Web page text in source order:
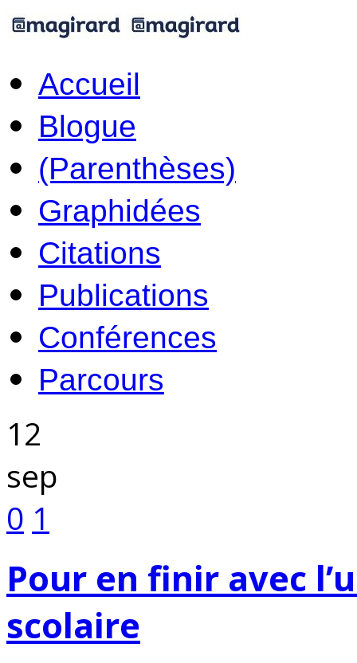
Accueil
Blogue
(Parenthèses)
Graphidées
Citations
Publications
Conférences
Parcours
12
sep
0 1
Pour en finir avec
scolaire